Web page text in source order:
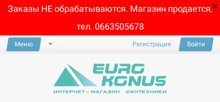
Заказы НЕ обрабатываются. Магазин продается,
тел. 0663505678
Меню Регистрация Войти